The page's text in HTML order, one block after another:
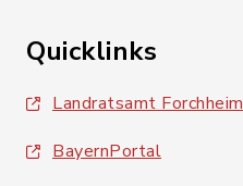
Quicklinks
Landratsamt Forchheim
BayernPortal